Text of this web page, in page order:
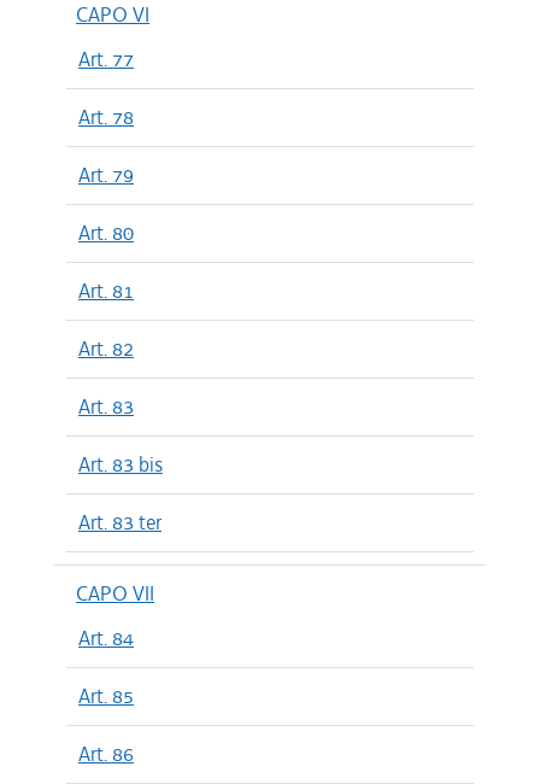
CAPO VI
Art. 77
Art. 78
Art. 79
Art. 80
Art. 81
Art. 82
Art. 83
Art. 83 bis
Art. 83 ter
CAPO VII
Art. 84
Art. 85
Art. 86